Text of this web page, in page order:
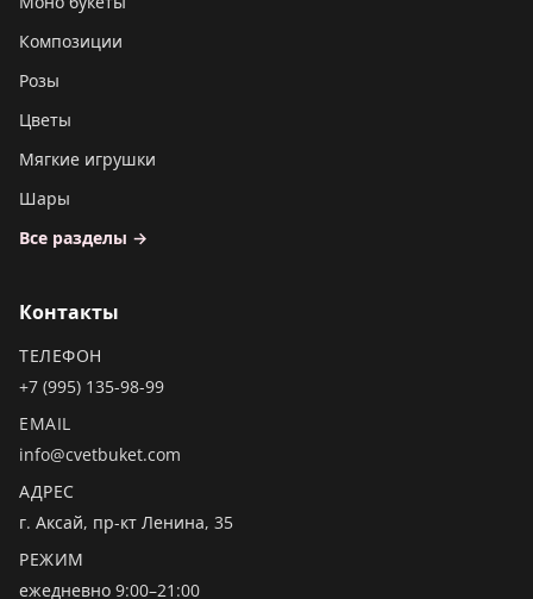
Композиции
Розы
Цветы
Мягкие игрушки
Шары
Все разделы →
Контакты
ТЕЛЕФОН
+7 (995) 135-98-99
EMAIL
info@cvetbuket.com
АДРЕС
г. Аксай, пр-кт Ленина, 35
РЕЖИМ
ежедневно 9:00–21:00